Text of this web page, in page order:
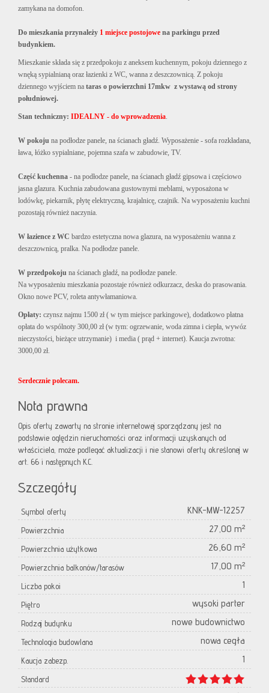
zamykana na domofon.
Do mieszkania przynależy 1 miejsce postojowe na parkingu przed
budynkiem.
Mieszkanie składa się z przedpokoju z aneksem kuchennym, pokoju dziennego z
wnęką sypialnianą oraz łazienki z WC, wanna z deszczownicą. Z pokoju
dziennego wyjściem na taras o powierzchni 17mkw z wystawą od strony
południowej.
Stan techniczny: IDEALNY - do wprowadzenia.
W pokoju na podłodze panele, na ścianach gładź. Wyposażenie - sofa rozkładana,
ława, łóżko sypialniane, pojemna szafa w zabudowie, TV.
Część kuchenna - na podłodze panele, na ścianach gładź gipsowa i częściowo
jasna glazura. Kuchnia zabudowana gustownymi meblami, wyposażona w
lodówkę, piekarnik, płytę elektryczną, krajalnicę, czajnik. Na wyposażeniu kuchni
pozostają również naczynia.
W łazience z WC bardzo estetyczna nowa glazura, na wyposażeniu wanna z
deszczownicą, pralka. Na podłodze panele.
W przedpokoju na ścianach gładź, na podłodze panele.
Na wyposażeniu mieszkania pozostaje również odkurzacz, deska do prasowania.
Okno nowe PCV, roleta antywłamaniowa.
Opłaty: czynsz najmu 1500 zł ( w tym miejsce parkingowe), dodatkowo płatna
opłata do wspólnoty 300,00 zł (w tym: ogrzewanie, woda zimna i ciepła, wywóz
nieczystości, bieżące utrzymanie) i media ( prąd + internet). Kaucja zwrotna:
3000,00 zł.
Serdecznie polecam.
Nota prawna
Opis oferty zawarty na stronie internetowej sporządzany jest na
podstawie oględzin nieruchomości oraz informacji uzyskanych od
właściciela, może podlegać aktualizacji i nie stanowi oferty określonej w
art. 66 i następnych K.C.
Szczegóły
Symbol oferty KNK-MW-12257
Powierzchnia 27,00 m²
Powierzchnia użytkowa 26,60 m²
Powierzchnia balkonów/tarasów 17,00 m²
Liczba pokoi 1
Piętro wysoki parter
Rodzaj budynku nowe budownictwo
Technologia budowlana nowa cegła
Kaucja zabezp. 1
Standard